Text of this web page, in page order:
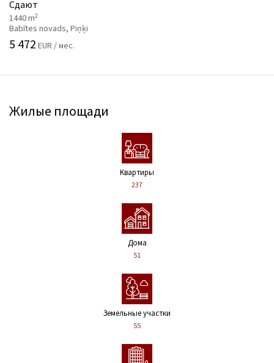
Сдают
1440 m2
Babītes novads, Piņķi
5 472 EUR / мес.
Жилые площади
Kвартиры
237
Дома
51
Земельные участки
55